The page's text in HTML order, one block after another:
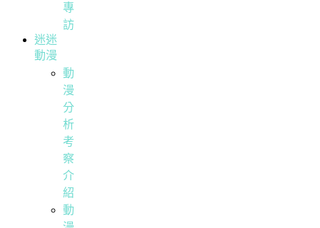
專
訪
迷迷
動漫
動
漫
分
析
考
察
介
紹
動